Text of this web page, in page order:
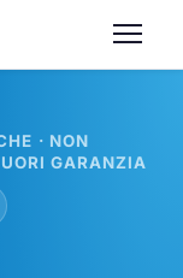
· NON
GARANZIA